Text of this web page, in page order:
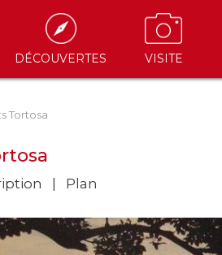
DÉCOUVERTES VISITE
Tortosa
Plan